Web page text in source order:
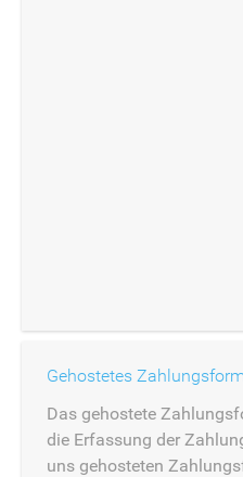
Gehostetes
Das gehostete
die Erfassung der
uns gehosteten